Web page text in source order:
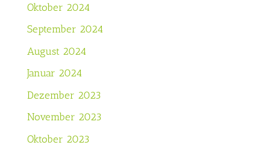
Oktober 2024
September 2024
August 2024
Januar 2024
Dezember 2023
November 2023
Oktober 2023